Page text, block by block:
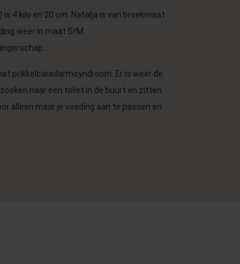
4 kilo en 20 cm. Natalja is van broekmaat
weer in maat S/M.
prikkelbaredarmsyndroom. Er is weer de
naar een toilet in de buurt en zitten
alleen maar je voeding aan te passen en